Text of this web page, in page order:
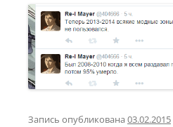
Запись опубликована 03.02.2015